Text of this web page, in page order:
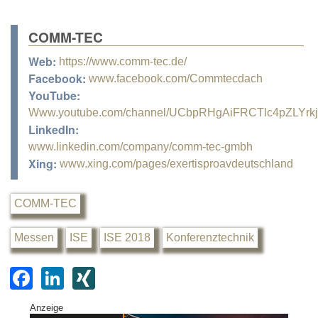
COMM-TEC
Web: https://www.comm-tec.de/
Facebook: www.facebook.com/Commtecdach
YouTube:
Www.youtube.com/channel/
LinkedIn:
www.linkedin.com/company/comm-tec-gmbh
Xing: www.xing.com/pages/exertisproavdeutschland
COMM-TEC
Messen ISE ISE 2018 Konferenztechnik
F
a
Li
Anzeige